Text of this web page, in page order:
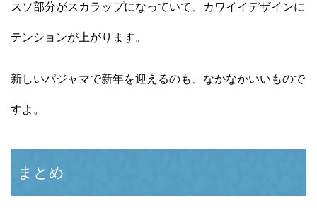
スソ部分がスカラップになっていて、カワイイデザインに
テンションが上がります。
新しいパジャマで新年を迎えるのも、なかなかいいもので
すよ。
まとめ